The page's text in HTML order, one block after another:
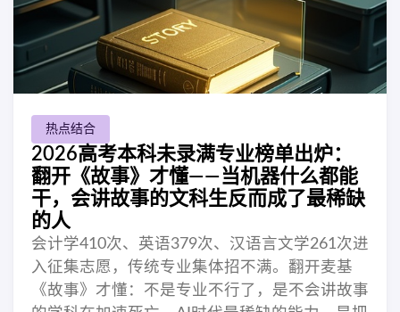
热点结合
2026高考本科未录满专业榜单出炉：
翻开《故事》才懂——当机器什么都能
干，会讲故事的文科生反而成了最稀缺
的人
会计学410次、英语379次、汉语言文学261次进
入征集志愿，传统专业集体招不满。翻开麦基
《故事》才懂：不是专业不行了，是不会讲故事